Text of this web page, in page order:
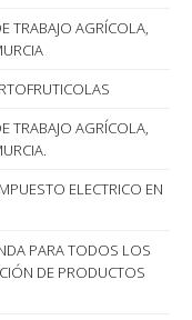
TRABAJO AGRÍCOLA,
TRABAJO AGRÍCOLA,
ELECTRICO EN
PARA TODOS LOS
DE PRODUCTOS